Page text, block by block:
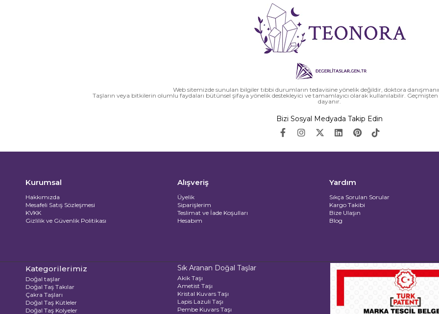
Web sitemizde sunulan bilgiler tıbbi durumların tedavisine yönelik değildir, doktora
Taşların veya bitkilerin olumlu faydaları bütünsel şifaya yönelik destekleyici ve tamamlayıcı olarak kullanılabilir.
dayanır.
Bizi Sosyal Medyada Takip Edin
Kurumsal
Hakkımızda
Mesafeli Satış Sözleşmesi
KVKK
Gizlilik ve Güvenlik Politikası
Alışveriş
Üyelik
Siparişlerim
Teslimat ve İade Koşulları
Hesabım
Yardım
Sıkça Sorulan Sorular
Kargo Takibi
Bize Ulaşın
Blog
Kategorilerimiz
Doğal taşlar
Doğal Taş Takılar
Çakra Taşları
Doğal Taş Kütleler
Doğal Taş Kolyeler
Sık Aranan Doğal Taşlar
Akik Taşı
Ametist Taşı
Kristal Kuvars Taşı
Lapis Lazuli Taşı
Pembe Kuvars Taşı